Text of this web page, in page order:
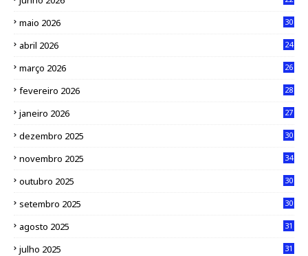
maio 2026 30
abril 2026 24
março 2026 26
fevereiro 2026 28
janeiro 2026 27
dezembro 2025 30
novembro 2025 34
outubro 2025 30
setembro 2025 30
agosto 2025 31
julho 2025 31